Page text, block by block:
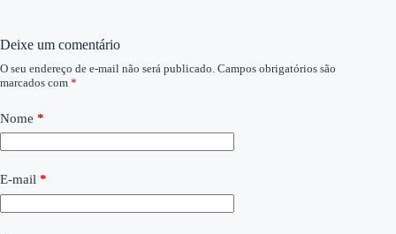
Deixe um comentário
O seu endereço de e-mail não será publicado. Campos obrigatórios são
marcados com *
Nome *
E-mail *